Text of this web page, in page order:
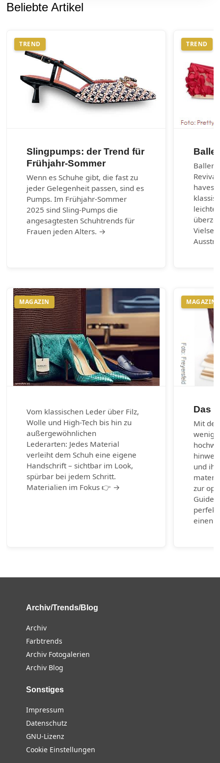
Beliebte Artikel
TREND
Slingpumps: der Trend für
Frühjahr-Sommer
Wenn es Schuhe gibt, die fast zu
jeder Gelegenheit passen, sind es
Pumps. Im Frühjahr-Sommer
2025 sind Sling-Pumps die
angesagtesten Schuhtrends für
Frauen jeden Alters. →
TREND
haves
MAGAZIN
Vom klassischen Leder über Filz,
Wolle und High-Tech bis hin zu
außergewöhnlichen
Lederarten: Jedes Material
verleiht dem Schuh eine eigene
Handschrift – sichtbar im Look,
spürbar bei jedem Schritt.
Materialien im Fokus 👉 →
MAGAZIN
Das
Mit
wenig
und
zur
Guide
einen
Archiv/Trends/Blog
Archiv
Farbtrends
Archiv Fotogalerien
Archiv Blog
Sonstiges
Impressum
Datenschutz
GNU-Lizenz
Cookie Einstellungen